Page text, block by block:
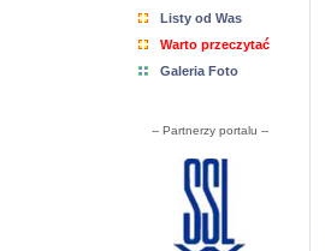
Listy od Was
Warto przeczytać
Galeria Foto
-- Partnerzy portalu --